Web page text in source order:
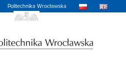
Politechnika Wrocławska